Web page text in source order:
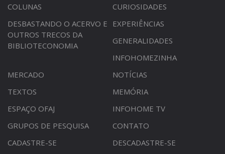
COLUNAS
CURIOSIDADES
DESBASTANDO O ACERVO E
OUTROS TRECOS DA
BIBLIOTECONOMIA
EXPERIÊNCIAS
GENERALIDADES
INFOHOMEZINHA
MERCADO
NOTÍCIAS
TEXTOS
MEMÓRIA
ESPAÇO OFAJ
INFOHOME TV
GRUPOS DE PESQUISA
CONTATO
CADASTRE-SE
DESCADASTRE-SE